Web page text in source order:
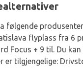
følgende
flyplass fra 6
Focus + 9 til. Du
tilgjengelige: